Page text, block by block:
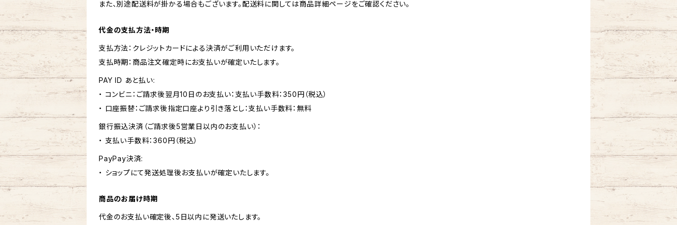
また、別途配送料が掛かる場合もございます。配送料に関しては商品詳細ページをご確認ください。
代金の支払方法・時期
支払方法：クレジットカードによる決済がご利用いただけます。
支払時期：商品注文確定時にお支払いが確定いたします。
PAY ID あと払い:
・ コンビニ：ご請求後翌月10日のお支払い：支払い手数料：350円（税込）
・ 口座振替：ご請求後指定口座より引き落とし：支払い手数料：無料
銀行振込決済（ご請求後5営業日以内のお支払い）：
・ 支払い手数料：360円（税込）
PayPay決済:
・ ショップにて発送処理後お支払いが確定いたします。
商品のお届け時期
代金のお支払い確定後、5日以内に発送いたします。